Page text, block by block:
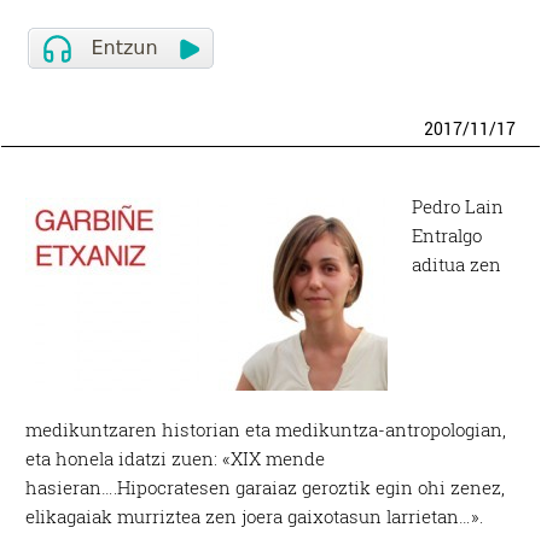
2017/11/17
Pedro Lain
Entralgo
aditua zen
medikuntzaren historian eta medikuntza-antropologian,
eta honela idatzi zuen: «XIX mende
hasieran….Hipocratesen garaiaz geroztik egin ohi zenez,
elikagaiak murriztea zen joera gaixotasun larrietan…».